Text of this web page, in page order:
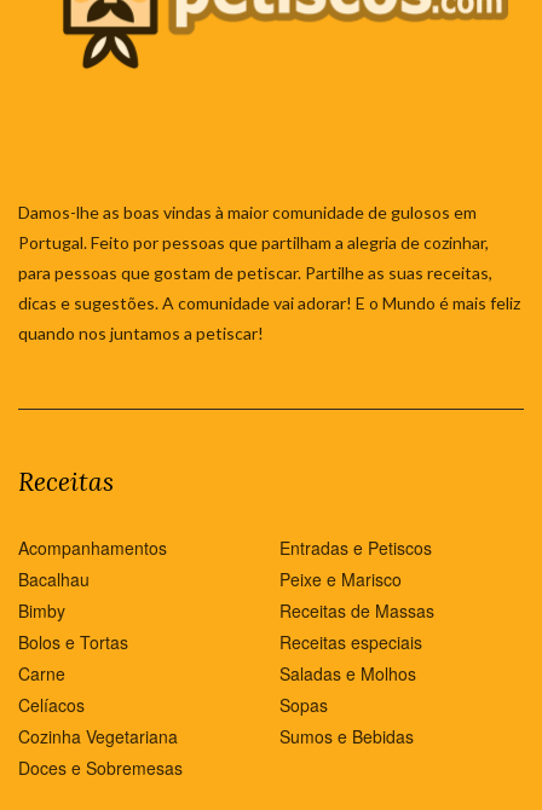
Damos-lhe as boas vindas à maior comunidade de gulosos em
Portugal. Feito por pessoas que partilham a alegria de cozinhar,
para pessoas que gostam de petiscar. Partilhe as suas receitas,
dicas e sugestões. A comunidade vai adorar! E o Mundo é mais feliz
quando nos juntamos a petiscar!
Receitas
Acompanhamentos
Bacalhau
Bimby
Bolos e Tortas
Carne
Celíacos
Cozinha Vegetariana
Doces e Sobremesas
Entradas e Petiscos
Peixe e Marisco
Receitas de Massas
Receitas especiais
Saladas e Molhos
Sopas
Sumos e Bebidas